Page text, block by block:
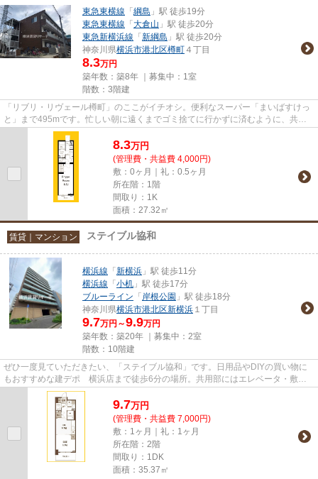
東急東横線 「 綱島 」駅 徒歩19分
東急東横線 「 大倉山 」駅 徒歩20分
東急新横浜線 「 新綱島 」駅 徒歩20分
神奈川県横浜市港北区樽町 ４丁目
8.3万円
築年数：築8年 ｜募集中： 1室
階数：3階建
「リブリ・リヴェール樽町」のここがイチオシ。便利なスーパー「まいばすけっ
と」まで495mです。忙しい朝に遠くまでゴミ捨てに行かずに済むように、共用
部にゴミ置き場が付いています...
8.3万円
(管理費・共益費 4,000円)
敷：0ヶ月｜礼：0.5ヶ月
所在階：1階
間取り：1K
面積：27.32㎡
賃貸｜マンション ステイブル協和
横浜線 「 新横浜 」駅 徒歩11分
横浜線 「 小机 」駅 徒歩17分
ブルーライン 「 岸根公園 」駅 徒歩18分
神奈川県横浜市港北区新横浜 １丁目
9.7万円～9.9万円
築年数：築20年 ｜募集中： 2室
階数：10階建
ぜひ一度見ていただきたい、「ステイブル協和」です。日用品やDIYの買い物に
もおすすめな建デポ 横浜店まで徒歩6分の場所。共用部にはエレベータ・敷地
内ごみ置き場などが揃っており...
9.7万円
(管理費・共益費 7,000円)
敷：1ヶ月｜礼：1ヶ月
所在階：2階
間取り：1DK
面積：35.37㎡